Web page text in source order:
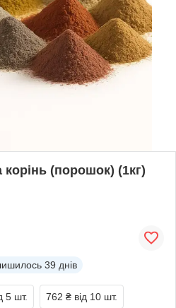
корінь (порошок) (1кг)
39 днів
5 шт. 762 ₴ від 10 шт.